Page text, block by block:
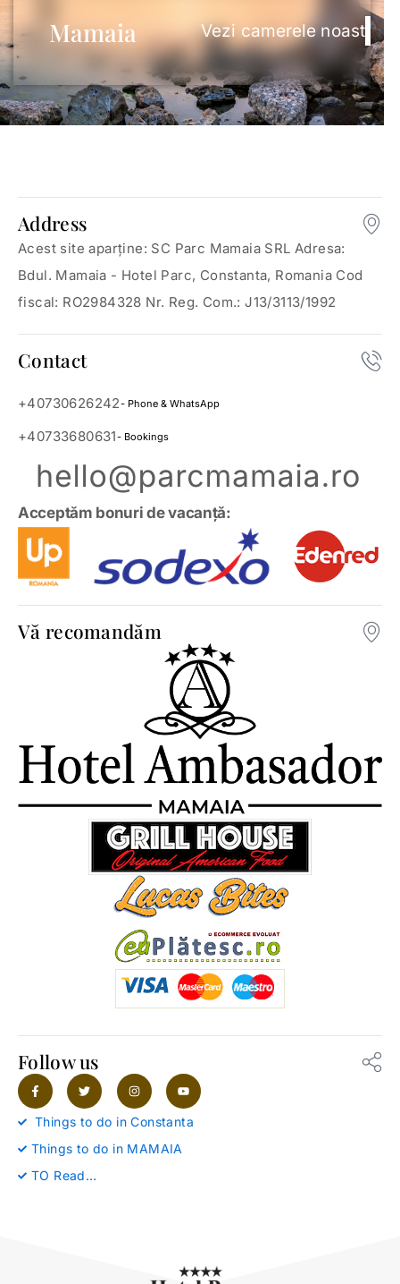
Mamaia Vezi camerele noastre
Address
Acest site aparține: SC Parc Mamaia SRL Adresa:
Bdul. Mamaia - Hotel Parc, Constanta, Romania Cod
fiscal: RO2984328 Nr. Reg. Com.: J13/3113/1992
Contact
+40730626242- Phone & WhatsApp
+40733680631- Bookings
Acceptăm bonuri de vacanță:
Vă recomandăm
Follow us
F
a
c
e
b
o
-
f
T
w
i
t
t
r
I
n
s
t
a
r
Y
o
t
u
Things to do in Constanta
Things to do in MAMAIA
TO Read…